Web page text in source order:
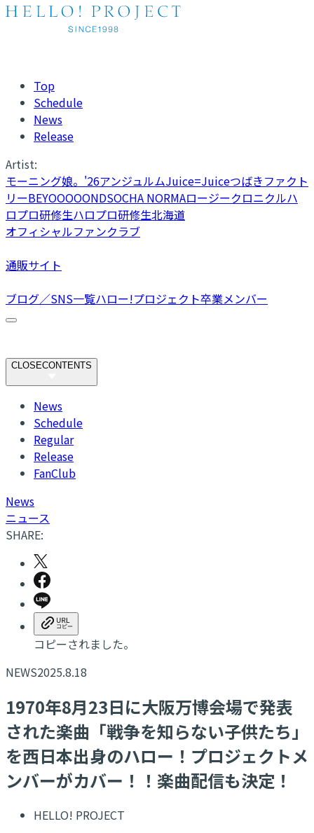
Top
Schedule
News
Release
Artist:
モーニング娘。'26アンジュルムJuice=Juiceつばきファクト
リーBEYOOOOONDSOCHA NORMAロージークロニクルハ
ロプロ研修生ハロプロ研修生北海道
オフィシャルファンクラブ
通販サイト
ブログ／SNS一覧ハロー!プロジェクト卒業メンバー
CLOSECONTENTS
News
Schedule
Regular
Release
FanClub
News
ニュース
SHARE:
コピーされました。
NEWS2025.8.18
1970年8月23日に大阪万博会場で発表
された楽曲「戦争を知らない子供たち」
を西日本出身のハロー！プロジェクトメ
ンバーがカバー！！楽曲配信も決定！
HELLO! PROJECT